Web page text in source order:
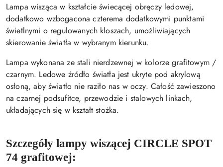
Lampa wisząca w kształcie świecącej obręczy ledowej,
dodatkowo wzbogacona czterema dodatkowymi punktami
świetlnymi o regulowanych kloszach, umożliwiających
skierowanie światła w wybranym kierunku.
Lampa wykonana ze stali nierdzewnej w kolorze grafitowym /
czarnym. Ledowe źródło światła jest ukryte pod akrylową
osłoną, aby światło nie raziło nas w oczy. Całość zawieszono
na czarnej podsufitce, przewodzie i stalowych linkach,
układających się w kształt stożka.
Szczegóły lampy wiszącej CIRCLE SPOT
74 grafitowej: